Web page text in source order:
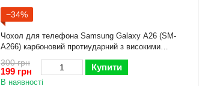
−34%
Чохол для телефона Samsung Galaxy A26 (SM-
A266) карбоновий протиударний з високими
бортами чорний
300 грн
199 грн Купити
В наявності